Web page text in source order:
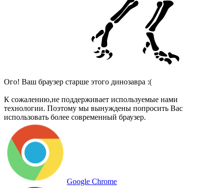
Ого! Ваш браузер старше этого динозавра :(
К сожалению,не поддерживает используемые нами
технологии. Поэтому мы вынуждены попросить Вас
использовать более современный браузер.
Google Chrome